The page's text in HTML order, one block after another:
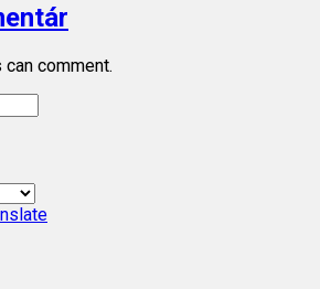
can comment.